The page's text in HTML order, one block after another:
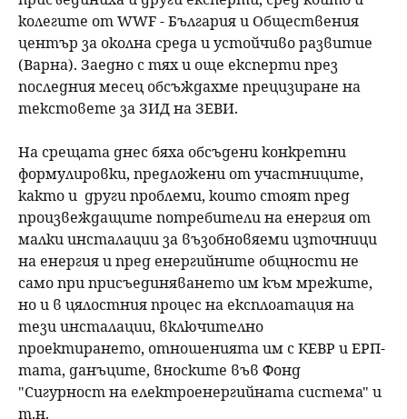
колегите от WWF - България и Обществения
център за околна среда и устойчиво развитие
(Варна). Заедно с тях и още експерти през
последния месец обсъждахме прецизиране на
текстовете за ЗИД на ЗЕВИ.
На срещата днес бяха обсъдени конкретни
формулировки, предложени от участниците,
както и други проблеми, които стоят пред
произвеждащите потребители на енергия от
малки инсталации за възобновяеми източници
на енергия и пред енергийните общности не
само при присъединяването им към мрежите,
но и в цялостния процес на експлоатация на
тези инсталации, включително
проектирането, отношенията им с КЕВР и ЕРП-
тата, данъците, вноските във Фонд
"Сигурност на електроенергийната система" и
т.н.